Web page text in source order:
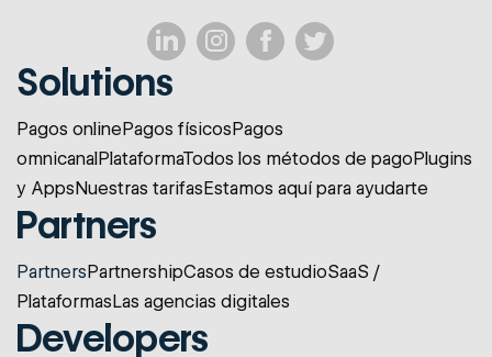
Solutions
Pagos onlinePagos físicosPagos
omnicanalPlataformaTodos los métodos de pagoPlugins
y AppsNuestras tarifasEstamos aquí para ayudarte
Partners
PartnersPartnershipCasos de estudioSaaS /
PlataformasLas agencias digitales
Developers